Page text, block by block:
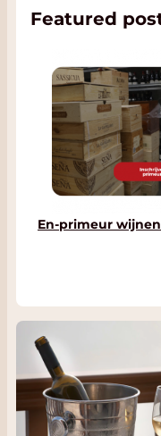
Featured
En-primeur